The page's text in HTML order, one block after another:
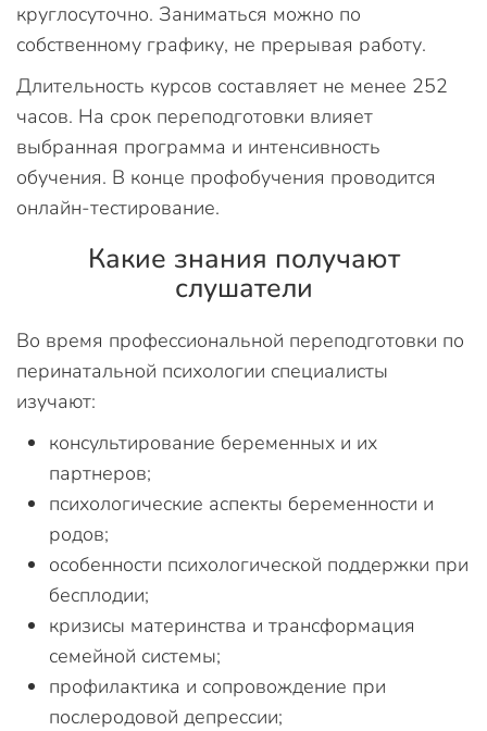
круглосуточно. Заниматься можно по
собственному графику, не прерывая работу.
Длительность курсов составляет не менее 252
часов. На срок переподготовки влияет
выбранная программа и интенсивность
обучения. В конце профобучения проводится
онлайн-тестирование.
Какие знания получают
слушатели
Во время профессиональной переподготовки по
перинатальной психологии специалисты
изучают:
консультирование беременных и их
партнеров;
психологические аспекты беременности и
родов;
особенности психологической поддержки при
бесплодии;
кризисы материнства и трансформация
семейной системы;
профилактика и сопровождение при
послеродовой депрессии;